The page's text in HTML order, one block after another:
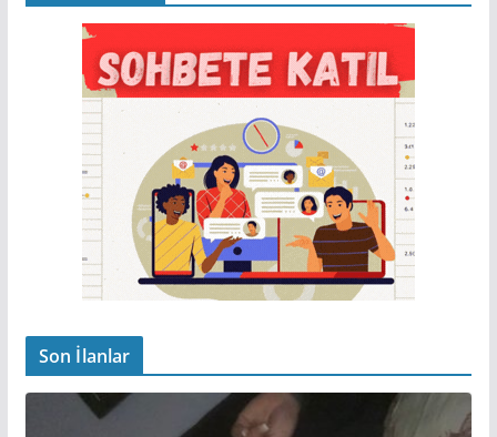
Son İlanlar